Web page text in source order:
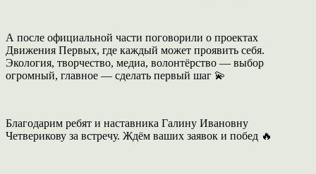
А после официальной части поговорили о проектах
Движения Первых, где каждый может проявить себя.
Экология, творчество, медиа, волонтёрство — выбор
огромный, главное — сделать первый шаг 💫
Благодарим ребят и наставника Галину Ивановну
Четверикову за встречу. Ждём ваших заявок и побед 🔥